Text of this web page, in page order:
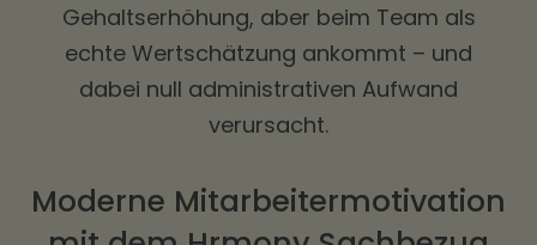
Gehaltserhöhung, aber beim Team als
echte Wertschätzung ankommt – und
dabei null administrativen Aufwand
verursacht.
Moderne Mitarbeitermotivation